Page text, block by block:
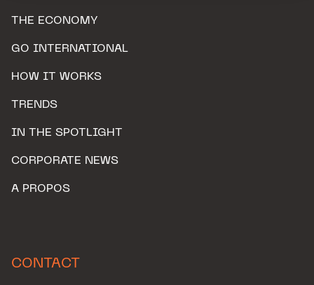
THE ECONOMY
GO INTERNATIONAL
HOW IT WORKS
TRENDS
IN THE SPOTLIGHT
CORPORATE NEWS
A PROPOS
CONTACT